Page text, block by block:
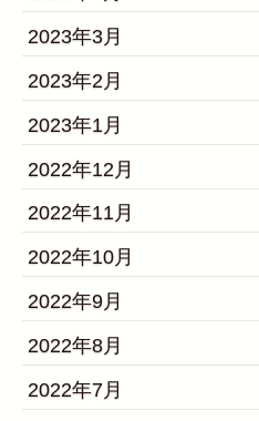
2023年3月
2023年2月
2023年1月
2022年12月
2022年11月
2022年10月
2022年9月
2022年8月
2022年7月